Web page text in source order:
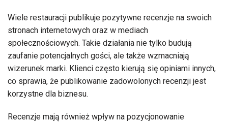
Wiele restauracji publikuje pozytywne recenzje na swoich
stronach internetowych oraz w mediach
społecznościowych. Takie działania nie tylko budują
zaufanie potencjalnych gości, ale także wzmacniają
wizerunek marki. Klienci często kierują się opiniami innych,
co sprawia, że publikowanie zadowolonych recenzji jest
korzystne dla biznesu.
Recenzje mają również wpływ na pozycjonowanie